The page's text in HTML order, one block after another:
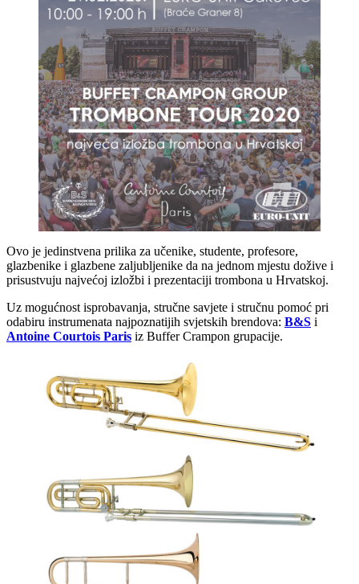
Ovo je jedinstvena prilika za učenike, studente, profesore,
glazbenike i glazbene zaljubljenike da na jednom mjestu dožive i
prisustvuju najvećoj izložbi i prezentaciji trombona u Hrvatskoj.
Uz mogućnost isprobavanja, stručne savjete i stručnu pomoć pri
odabiru instrumenata najpoznatijih svjetskih brendova: B&S i
Antoine Courtois Paris iz Buffer Crampon grupacije.